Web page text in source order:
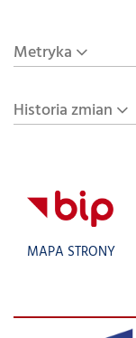
Metryka
Historia zmian
MAPA STRONY